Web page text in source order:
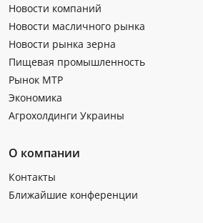
Новости компаний
Новости масличного рынка
Новости рынка зерна
Пищевая промышленность
Рынок МТР
Экономика
Агрохолдинги Украины
О компании
Контакты
Ближайшие конференции